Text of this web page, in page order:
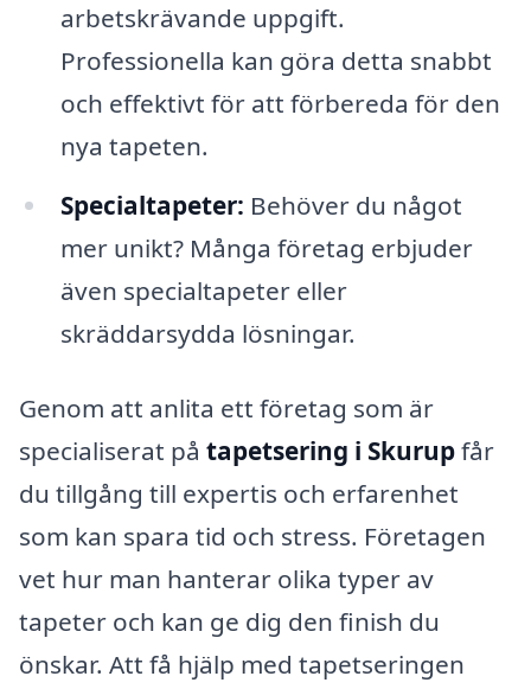
arbetskrävande uppgift.
Professionella kan göra detta snabbt
och effektivt för att förbereda för den
nya tapeten.
Specialtapeter: Behöver du något
mer unikt? Många företag erbjuder
även specialtapeter eller
skräddarsydda lösningar.
Genom att anlita ett företag som är
specialiserat på tapetsering i Skurupfår
du tillgång till expertis och erfarenhet
som kan spara tid och stress. Företagen
vet hur man hanterar olika typer av
tapeter och kan ge dig den finish du
önskar. Att få hjälp med tapetseringen